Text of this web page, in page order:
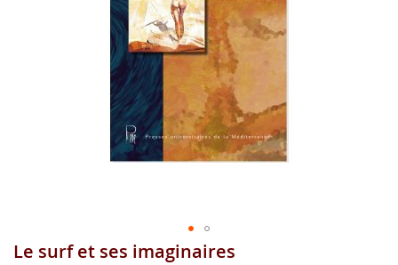
Aller
Le surf et ses imaginaires